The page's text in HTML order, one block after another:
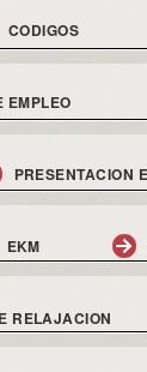
CODIGOS
EMPLEO
PRESENTACION
EKM
RELAJACION